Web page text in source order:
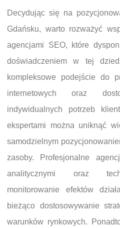
Decydując się na
Gdańsku, warto rozważyć
agencjami SEO, które
doświadczeniem w tej
kompleksowe podejście do
internetowych oraz
indywidualnych potrzeb
ekspertami można uniknąć
samodzielnym
zasoby. Profesjonalne
analitycznymi oraz
monitorowanie efektów
bieżąco dostosowywanie
warunków rynkowych.